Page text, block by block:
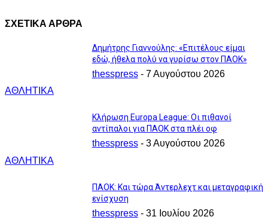
ΣΧΕΤΙΚΑ ΑΡΘΡΑ
ΑΘΛΗΤΙΚΑ
Δημήτρης Γιαννούλης: «Επιτέλους είμαι
εδώ, ήθελα πολύ να γυρίσω στον ΠΑΟΚ»
thesspress - 7 Αυγούστου 2026
ΑΘΛΗΤΙΚΑ
Κλήρωση Europa League: Οι πιθανοί
αντίπαλοι για ΠΑΟΚ στα πλέι οφ
thesspress - 3 Αυγούστου 2026
ΠΑΟΚ: Και τώρα Άντερλεχτ και μεταγραφική
ενίσχυση
thesspress - 31 Ιουλίου 2026